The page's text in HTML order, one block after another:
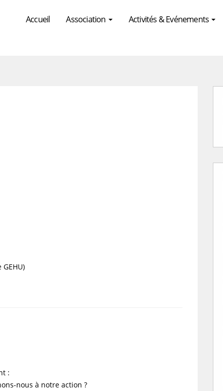
Accueil Association Activités & Evénements
:
nous à notre action ?